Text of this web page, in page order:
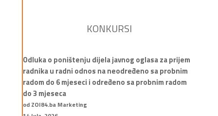
KONKURSI
Odluka o poništenju dijela javnog oglasa za prijem
radnika u radni odnos na neodređeno sa probnim
radom do 6 mjeseci i određeno sa probnim radom
do 3 mjeseca
od ZOI84.ba Marketing